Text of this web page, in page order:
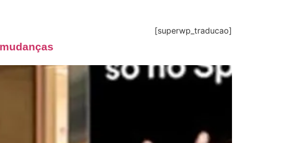
[superwp_traducao]